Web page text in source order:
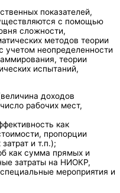
показателей,
с помощью
сложности,
методов теории
учетом неопределенности
теории
испытаний,
доходов
рабочих мест,
как
пропорции
и т.п.);
как сумма прямых и
затраты на НИОКР,
мероприятия и